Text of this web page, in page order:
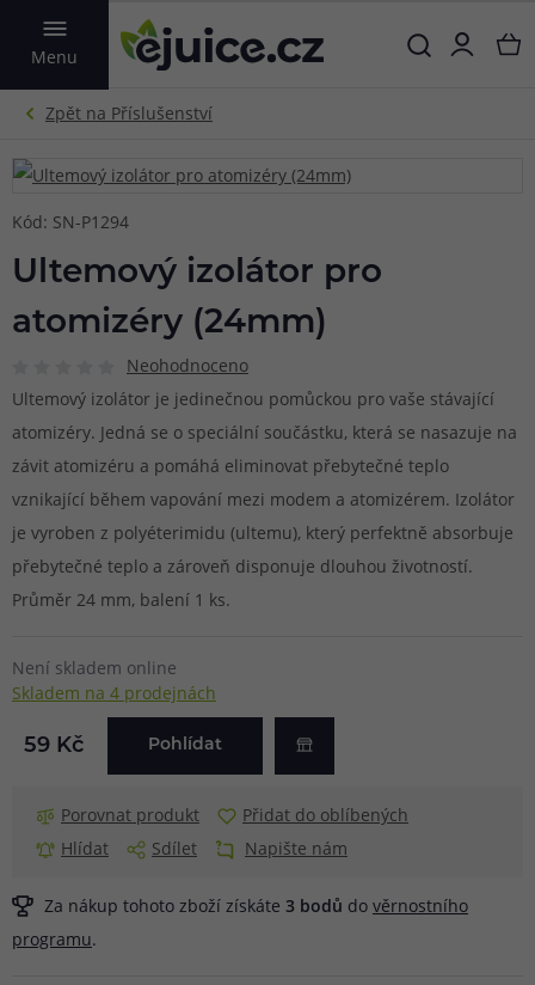
Menu
VYHLEDAT
Kód: SN-P1294
Ultemový izolátor pro
atomizéry (24mm)
Neohodnoceno
Ultemový izolátor je jedinečnou pomůckou pro vaše stávající
atomizéry. Jedná se o speciální součástku, která se nasazuje na
závit atomizéru a pomáhá eliminovat přebytečné teplo
vznikající během vapování mezi modem a atomizérem. Izolátor
je vyroben z polyéterimidu (ultemu), který perfektně absorbuje
přebytečné teplo a zároveň disponuje dlouhou životností.
Průměr 24 mm, balení 1 ks.
Není skladem online
Skladem na 4 prodejnách
59 Kč Pohlídat
Porovnat produkt
Přidat do oblíbených
Hlídat
Sdílet Napište nám
Za nákup tohoto zboží získáte 3 bodů do věrnostního
programu.